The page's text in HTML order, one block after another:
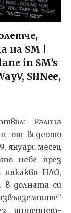
SM |
in SM’s
SHNee,
Ралица
от видеото
януари месец
небе през
някакво НЛО,
в долната си
интернет-